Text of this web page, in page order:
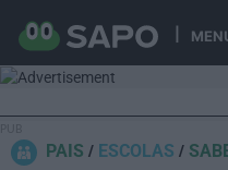
PAIS ESCOLAS